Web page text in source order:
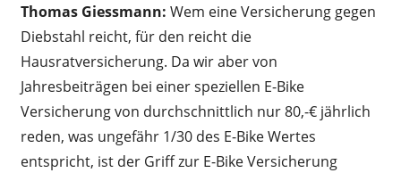
Thomas Giessmann: Wem eine Versicherung gegen
Diebstahl reicht, für den reicht die
Hausratversicherung. Da wir aber von
Jahresbeiträgen bei einer speziellen E-Bike
Versicherung von durchschnittlich nur 80,-€ jährlich
reden, was ungefähr 1/30 des E-Bike Wertes
entspricht, ist der Griff zur E-Bike Versicherung